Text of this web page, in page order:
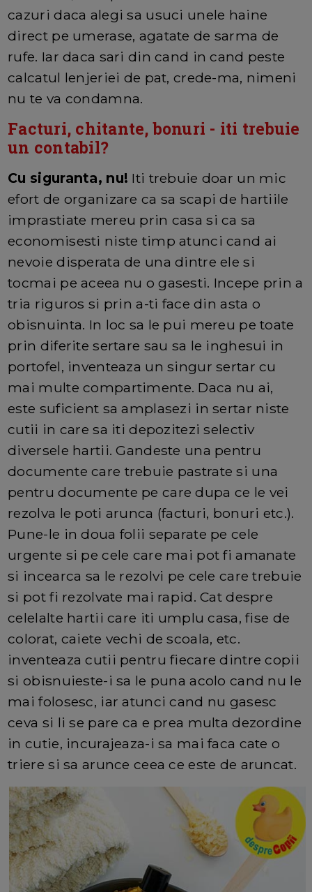
cazuri daca alegi sa usuci unele haine
direct pe umerase, agatate de sarma de
rufe. Iar daca sari din cand in cand peste
calcatul lenjeriei de pat, crede-ma, nimeni
nu te va condamna.
Facturi, chitante, bonuri - iti trebuie
un contabil?
Cu siguranta, nu! Iti trebuie doar un mic
efort de organizare ca sa scapi de hartiile
imprastiate mereu prin casa si ca sa
economisesti niste timp atunci cand ai
nevoie disperata de una dintre ele si
tocmai pe aceea nu o gasesti. Incepe prin a
tria riguros si prin a-ti face din asta o
obisnuinta. In loc sa le pui mereu pe toate
prin diferite sertare sau sa le inghesui in
portofel, inventeaza un singur sertar cu
mai multe compartimente. Daca nu ai,
este suficient sa amplasezi in sertar niste
cutii in care sa iti depozitezi selectiv
diversele hartii. Gandeste una pentru
documente care trebuie pastrate si una
pentru documente pe care dupa ce le vei
rezolva le poti arunca (facturi, bonuri etc.).
Pune-le in doua folii separate pe cele
urgente si pe cele care mai pot fi amanate
si incearca sa le rezolvi pe cele care trebuie
si pot fi rezolvate mai rapid. Cat despre
celelalte hartii care iti umplu casa, fise de
colorat, caiete vechi de scoala, etc.
inventeaza cutii pentru fiecare dintre copii
si obisnuieste-i sa le puna acolo cand nu le
mai folosesc, iar atunci cand nu gasesc
ceva si li se pare ca e prea multa dezordine
in cutie, incurajeaza-i sa mai faca cate o
triere si sa arunce ceea ce este de aruncat.